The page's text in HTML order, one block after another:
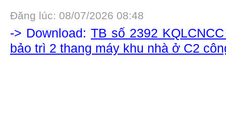
Đăng lúc: 08/07/2026 08:48
-> Download: TB số 2392
bảo trì 2 thang máy khu nhà ở C2